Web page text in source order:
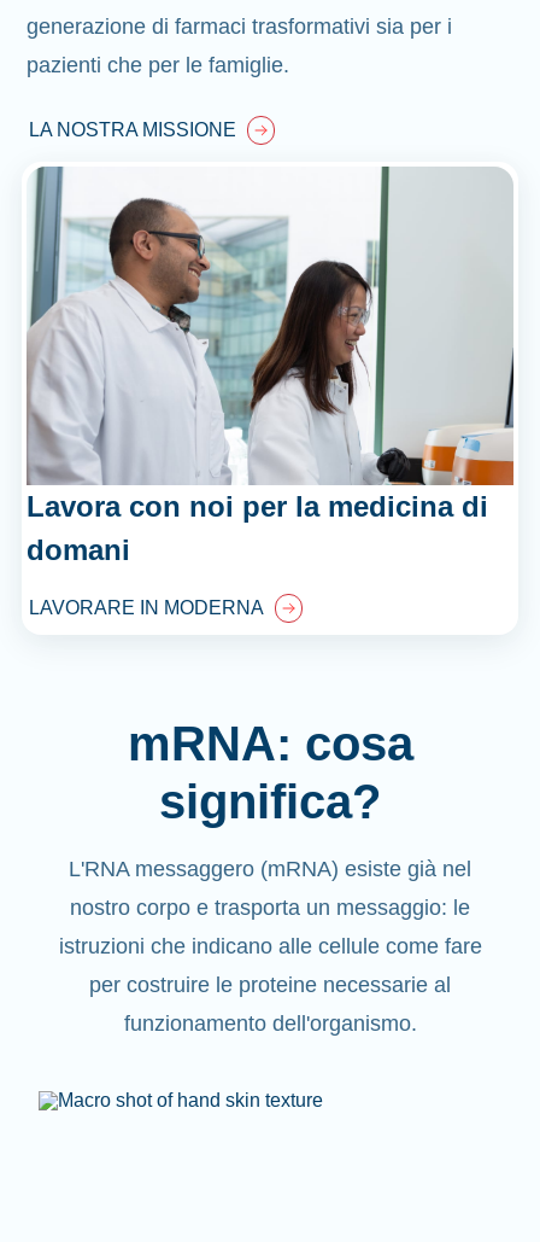
generazione di farmaci trasformativi sia per i
pazienti che per le famiglie.
LA NOSTRA MISSIONE
Lavora con noi per la medicina di
domani
LAVORARE IN MODERNA
mRNA: cosa
significa?
L'RNA messaggero (mRNA) esiste già nel
nostro corpo e trasporta un messaggio: le
istruzioni che indicano alle cellule come fare
per costruire le proteine necessarie al
funzionamento dell'organismo.